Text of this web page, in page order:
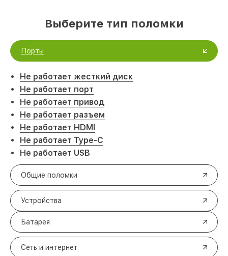
Выберите тип поломки
Порты
Не работает жесткий диск
Не работает порт
Не работает привод
Не работает разъем
Не работает HDMI
Не работает Type-C
Не работает USB
Общие поломки
Устройства
Батарея
Сеть и интернет